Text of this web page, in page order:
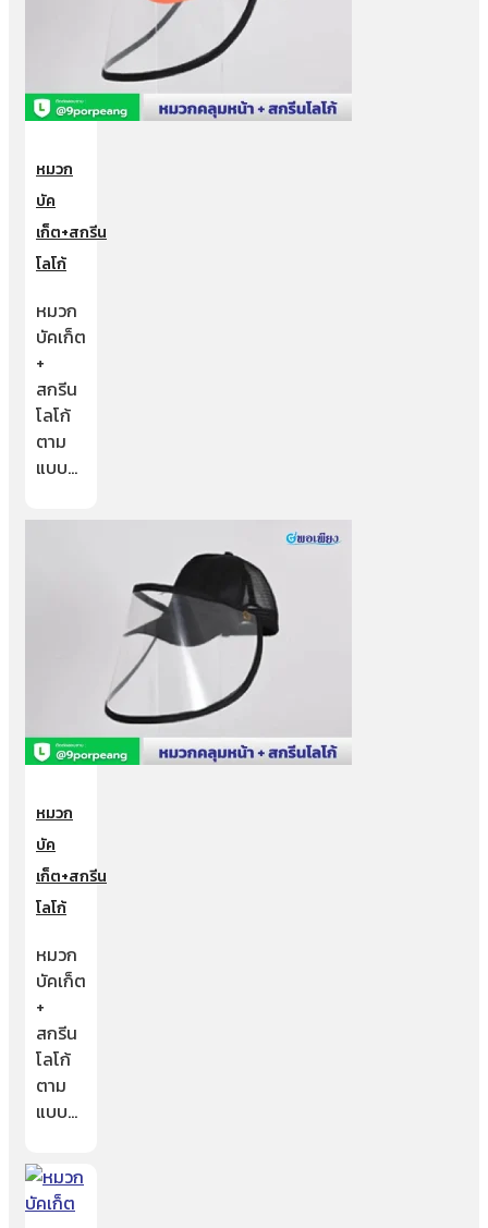
หมวก
บัค
เก็ต+สกรีน
โลโก้
หมวก
บัคเก็ต
+
สกรีน
โลโก้
ตาม
แบบ…
หมวก
บัค
เก็ต+สกรีน
โลโก้
หมวก
บัคเก็ต
+
สกรีน
โลโก้
ตาม
แบบ…